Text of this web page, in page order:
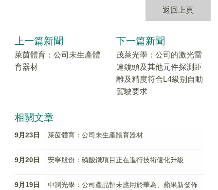
返回上頁
上一篇新聞
萊茵體育：公司未生產體
育器材
下一篇新聞
茂萊光學：公司的激光雷
達鏡頭及其他元件探測距
離及精度符合L4級别自動
駕駛要求
相關文章
9月23日 萊茵體育：公司未生產體育器材
9月20日 安寧股份：磷酸鐵項目正在進行技術優化升級
9月19日
中潤光學：公司產品暫未應用於華為、蘋果新發佈